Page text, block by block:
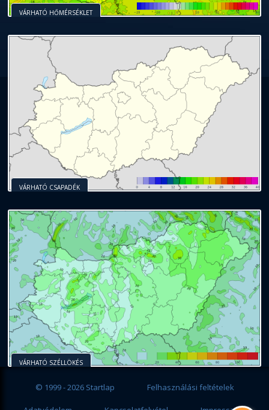
VÁRHATÓ HŐMÉRSÉKLET
VÁRHATÓ CSAPADÉK
VÁRHATÓ SZÉLLÖKÉS
© 1999 - 2026 Startlap Felhasználási feltételek